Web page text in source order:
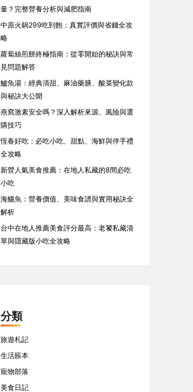
量？完整營養分析與減肥指南
中原火鍋299吃到飽：真實評價與省錢全攻
略
蘿蔔絲煎餅終極指南：從零開始的秘訣與常
見問題解答
鱸魚湯：經典清甜、麻油藥膳、酸菜變化款
與秘訣大公開
燕窩激素安全嗎？深入解析來源、風險與選
購技巧
恆春好吃：必吃小吃、甜點、海鮮與伴手禮
全攻略
新營人氣美食推薦：在地人私藏的8間必吃
小吃
海鱺魚：營養價值、美味食譜與實用秘訣全
解析
台中在地人推薦美食評分最高：老饕私藏清
單與隱藏版小吃全攻略
分類
旅遊札記
生活賬本
寵物部落
美食日記